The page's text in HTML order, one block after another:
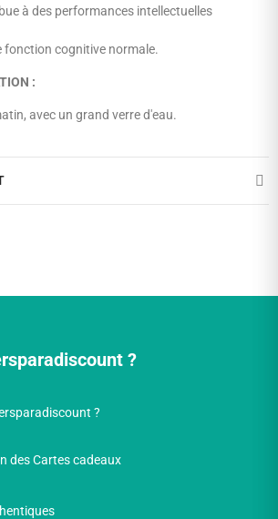
à des performances intellectuelles
fonction cognitive normale.
:
avec un grand verre d'eau.
?
?
des Cartes cadeaux